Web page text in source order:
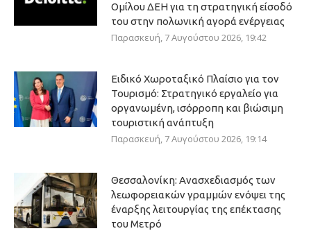
Ομίλου ΔΕΗ για τη στρατηγική είσοδό
του στην πολωνική αγορά ενέργειας
Παρασκευή, 7 Αυγούστου 2026, 19:42
Ειδικό Χωροταξικό Πλαίσιο για τον
Τουρισμό: Στρατηγικό εργαλείο για
οργανωμένη, ισόρροπη και βιώσιμη
τουριστική ανάπτυξη
Παρασκευή, 7 Αυγούστου 2026, 19:14
Θεσσαλονίκη: Ανασχεδιασμός των
λεωφορειακών γραμμών ενόψει της
έναρξης λειτουργίας της επέκτασης
του Μετρό